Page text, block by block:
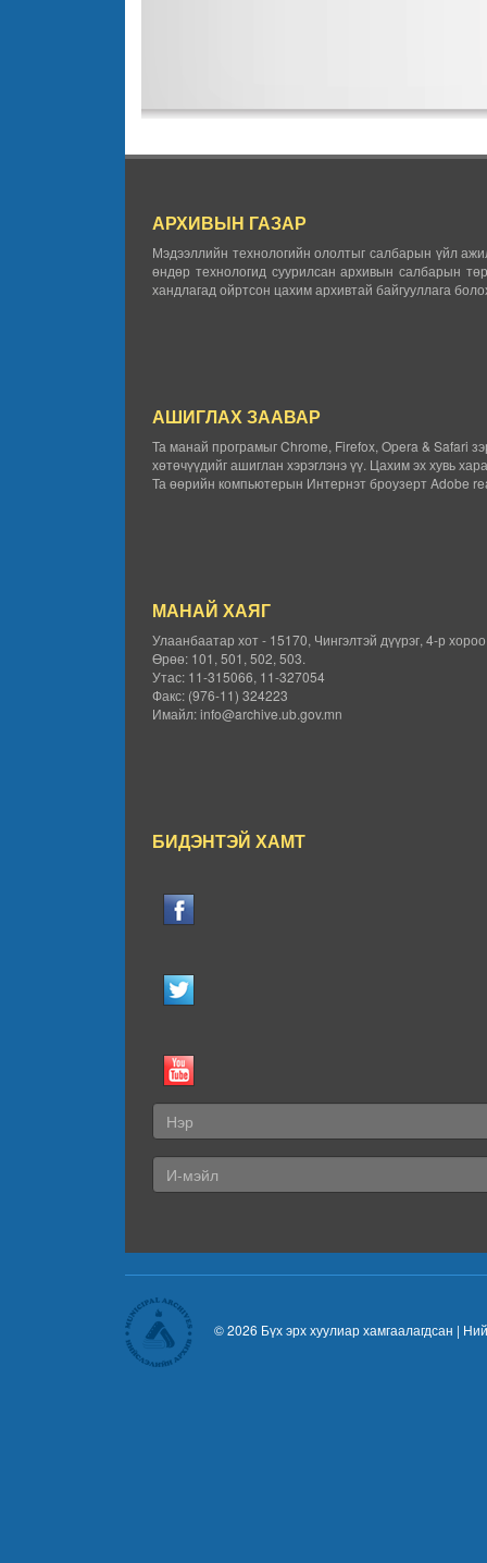
АРХИВЫН ГАЗАР
Мэдээллийн технологийн ололтыг салбарын үйл
өндөр технологид суурилсан архивын салбарын
хандлагад ойртсон цахим архивтай байгууллага
АШИГЛАХ ЗААВАР
Та манай програмыг Chrome, Firefox, Opera & Safari
хөтөчүүдийг ашиглан хэрэглэнэ үү. Цахим эх хувь
Та өөрийн компьютерын Интернэт броузерт Adobe
МАНАЙ ХАЯГ
Улаанбаатар хот - 15170, Чингэлтэй дүүрэг, 4-р
Өрөө: 101, 501, 502, 503.
Утас: 11-315066, 11-327054
Факс: (976-11) 324223
Имайл: info@archive.ub.gov.mn
БИДЭНТЭЙ ХАМТ
© 2026 Бүх эрх хуулиар хамгаалагдсан |